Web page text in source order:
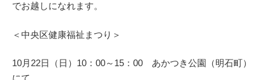
でお越しになれます。
＜中央区健康福祉まつり＞
10月22日（日）10：00～15：00 あかつき公園（明石町）